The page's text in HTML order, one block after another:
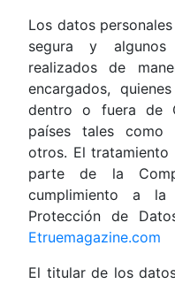
Los datos
segura y
realizados de
encargados,
dentro o fuera de
países tales como
otros. El
parte de la
cumplimiento a
Protección de
Etruemagazine.com
El titular de los